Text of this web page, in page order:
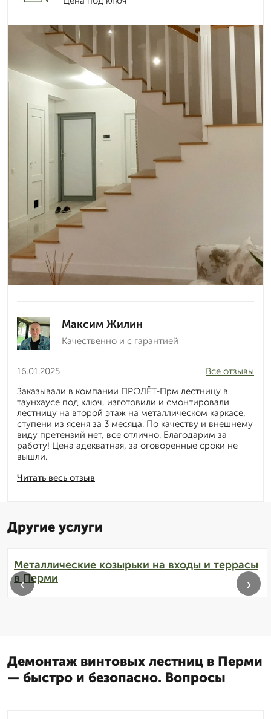
Максим Жилин
Качественно и с гарантией
16.01.2025
Читать весь отзыв
Все отзывы
Заказывали в компании ПРОЛЁТ-Прм лестницу в
таунхаусе под ключ, изготовили и смонтировали
лестницу на второй этаж на металлическом каркасе,
ступени из ясеня за 3 месяца. По качеству и внешнему
виду претензий нет, все отлично. Благодарим за
работу! Цена адекватная, за оговоренные сроки не
вышли.
Другие услуги
Металлические козырьки на входы и террасы
в Перми
‹ ›
Демонтаж винтовых лестниц в Перми
— быстро и безопасно. Вопросы